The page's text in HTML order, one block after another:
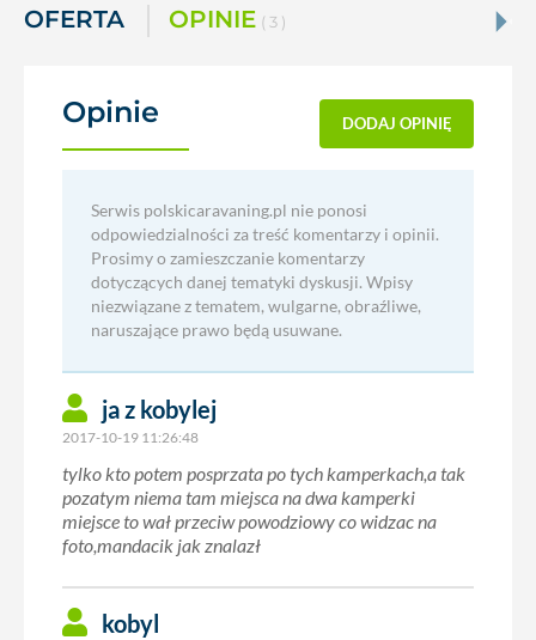
OFERTA OPINIE ( 3 )
Opinie DODAJ OPINIĘ
Serwis polskicaravaning.pl nie ponosi
odpowiedzialności za treść komentarzy i opinii.
Prosimy o zamieszczanie komentarzy
dotyczących danej tematyki dyskusji. Wpisy
niezwiązane z tematem, wulgarne, obraźliwe,
naruszające prawo będą usuwane.
ja z kobylej
2017-10-19 11:26:48
tylko kto potem posprzata po tych kamperkach,a tak
pozatym niema tam miejsca na dwa kamperki
miejsce to wał przeciw powodziowy co widzac na
foto,mandacik jak znalazł
kobyl